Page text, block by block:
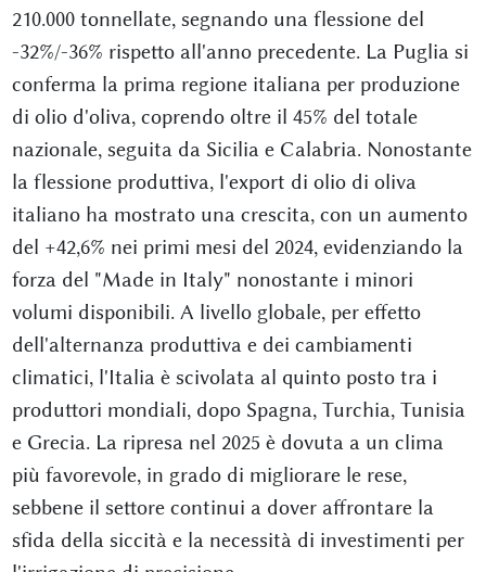
210.000 tonnellate, segnando una flessione del
-32%/-36% rispetto all'anno precedente. La Puglia si
conferma la prima regione italiana per produzione
di olio d'oliva, coprendo oltre il 45% del totale
nazionale, seguita da Sicilia e Calabria. Nonostante
la flessione produttiva, l'export di olio di oliva
italiano ha mostrato una crescita, con un aumento
del +42,6% nei primi mesi del 2024, evidenziando la
forza del "Made in Italy" nonostante i minori
volumi disponibili. A livello globale, per effetto
dell'alternanza produttiva e dei cambiamenti
climatici, l'Italia è scivolata al quinto posto tra i
produttori mondiali, dopo Spagna, Turchia, Tunisia
e Grecia. La ripresa nel 2025 è dovuta a un clima
più favorevole, in grado di migliorare le rese,
sebbene il settore continui a dover affrontare la
sfida della siccità e la necessità di investimenti per